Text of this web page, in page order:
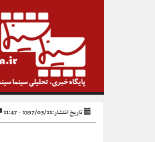
تاریخ انتشار:1397/05/21 - 11:47